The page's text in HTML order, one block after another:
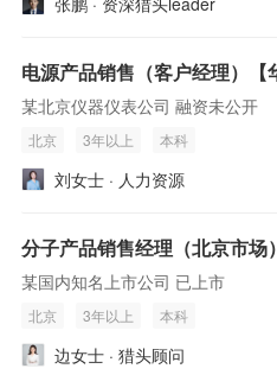
某北京仪器仪表公司 融资未公开
北京 3年以上 本科
刘女士 · 人力资源
分子产品销售经理（北京市场）
某国内知名上市公司 已上市
北京 3年以上 本科
边女士 · 猎头顾问